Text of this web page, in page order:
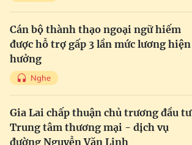
Cán bộ thành thạo ngoại ngữ hiếm
được hỗ trợ gấp 3 lần mức lương hiện
hưởng
Nghe
Gia Lai chấp thuận chủ trương đầu tư
Trung tâm thương mại - dịch vụ
đường Nguyễn Văn Linh